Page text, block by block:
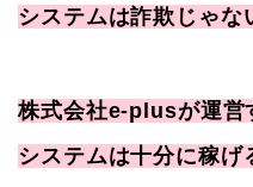
システムは詐欺じゃな
株式会社e-plusが運営
システムは十分に稼げ